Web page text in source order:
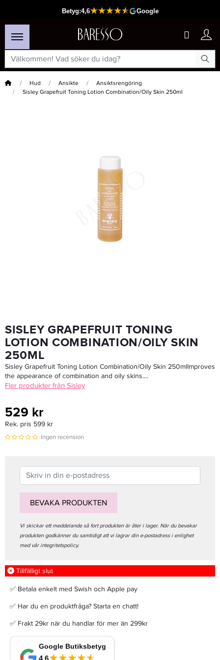
Hem Hud Ansikte
Ansiktsrengöring
Sisley Grapefruit Toning Lotion Combination/Oily Skin 250ml
Lanza Healing Strength Shampoo 1000ml - Schampo
SISLEY GRAPEFRUIT TONING
LOTION COMBINATION/OILY SKIN
250ML
Sisley Grapefruit Toning Lotion Combination/Oily Skin 250mlImproves
the appearance of combination and oily skins....
Fler produkter från Sisley
529 kr
Rek. pris 599 kr
Ingen recension
BEVAKA PRODUKTEN
Vi skickar ett meddelande så fort produkten är åter i lager. När du bevakar
produkten godkänner du samtidigt att vi lagrar din e-postadress i enlighet
med vår integritetspolicy.
Tillfälligt slut
✅ Betala enkelt med Swish och Apple pay
✅ Har du en produktfråga? Starta en chatt!
✅ Frakt 29kr när du handlar för mer än 299kr